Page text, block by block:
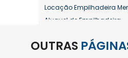
Locação Empilhadeira
Aluguel de Empilhadeira
Aluguel de Empilhadeira
OUTRAS